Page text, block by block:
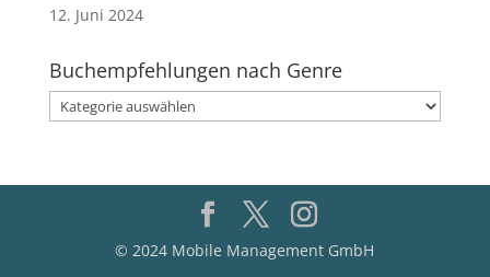
12. Juni 2024
Buchempfehlungen nach Genre
Buchempfehlungen
nach
© 2024 Mobile Management GmbH